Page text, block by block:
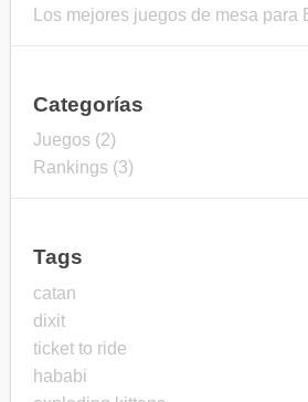
Los mejores juegos de mesa para
Categorías
Juegos (2)
Rankings (3)
Tags
catan
dixit
ticket to ride
hababi